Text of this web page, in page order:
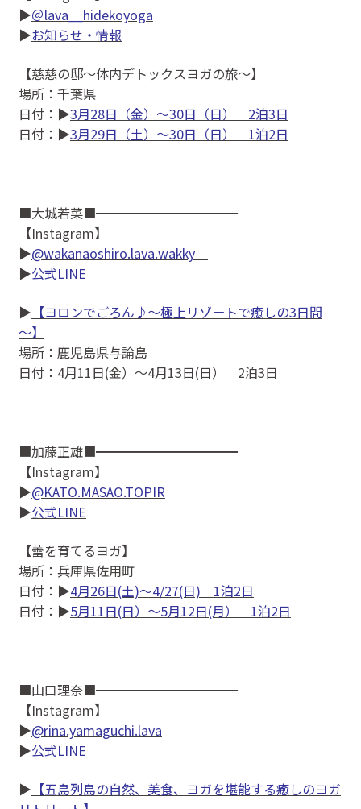
▶＠lava__hidekoyoga
▶お知らせ・情報
【慈慈の邸～体内デトックスヨガの旅～】
場所：千葉県
日付：▶3月28日（金）～30日（日） 2泊3日
日付：▶3月29日（土）～30日（日） 1泊2日
■大城若菜■━━━━━━━━━━━
【Instagram】
▶@wakanaoshiro.lava.wakky
▶公式LINE
▶ 【ヨロンでごろん♪～極上リゾートで癒しの3日間
～】
場所：鹿児島県与論島
日付：4月11日(金）〜4月13日(日） 2泊3日
■加藤正雄■━━━━━━━━━━━
【Instagram】
▶@KATO.MASAO.TOPIR
▶公式LINE
【蕾を育てるヨガ】
場所：兵庫県佐用町
日付：▶4月26日(土)〜4/27(日) 1泊2日
日付：▶5月11日(日）〜5月12日(月） 1泊2日
■山口理奈■━━━━━━━━━━━
【Instagram】
▶@rina.yamaguchi.lava
▶公式LINE
▶ 【五島列島の自然、美食、ヨガを堪能する癒しのヨガ